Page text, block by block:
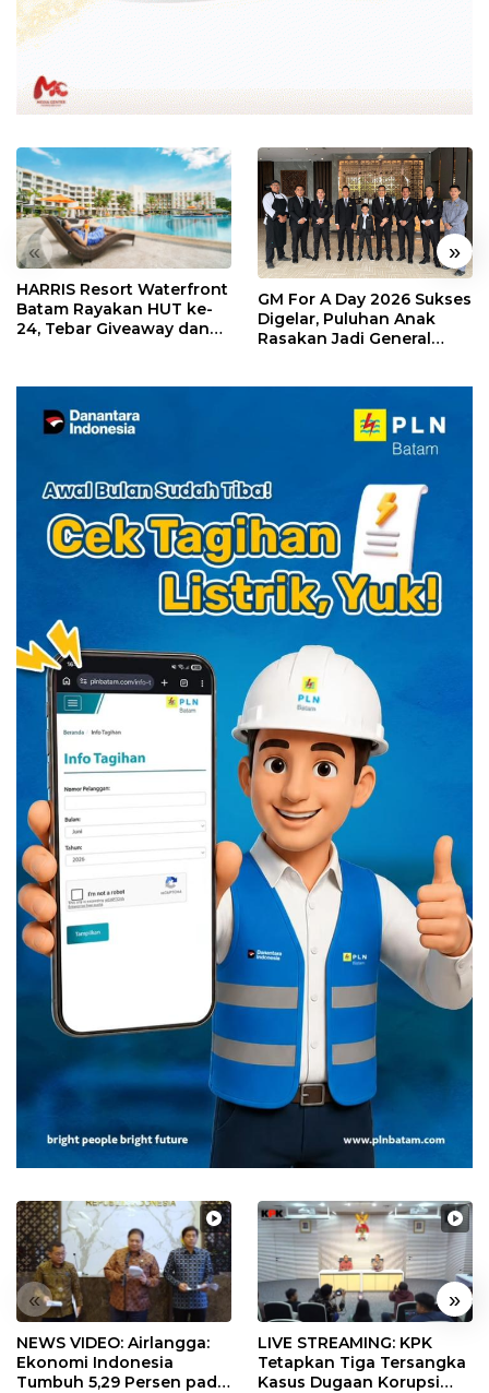
« »
HARRIS Resort Waterfront
Batam Rayakan HUT ke-
24, Tebar Giveaway dan
GM For A Day 2026 Sukses
Digelar, Puluhan Anak
Rasakan Jadi General
« »
NEWS VIDEO: Airlangga:
Ekonomi Indonesia
Tumbuh 5,29 Persen pada
LIVE STREAMING: KPK
Tetapkan Tiga Tersangka
Kasus Dugaan Korupsi